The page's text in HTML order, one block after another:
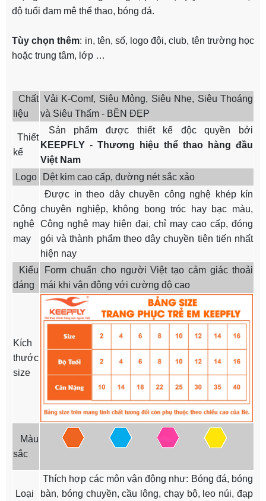
độ tuổi đam mê thể thao, bóng đá.
Tùy chọn thêm: in, tên, số, logo đội, club, tên trường học
hoặc trung tâm, lớp …
Chất
liệu
Vải K-Comf, Siêu Mỏng, Siêu Nhẹ, Siêu Thoáng
và Siêu Thấm - BỀN ĐẸP
Thiết
kế
Sản phẩm được thiết kế độc quyền bởi
KEEPFLY - Thương hiệu thể thao hàng đầu
Việt Nam
Logo
Dệt kim cao cấp, đường nét sắc xảo
Công
nghệ
may
Được in theo dây chuyền công nghệ khép kín
chuyên nghiệp, không bong tróc hay bạc màu,
Công nghệ may hiện đại, chỉ may cao cấp, đóng
gói và thành phẩm theo dây chuyền tiên tiến nhất
hiện nay
Kiểu
dáng
Form chuẩn cho người Việt tạo cảm giác thoải
mái khi vận động với cường độ cao
Kích
thước
size
Màu
sắc
Loại
Thích hợp các môn vận động như: Bóng đá, bóng
bàn, bóng chuyền, cầu lông, chạy bộ, leo núi, đạp